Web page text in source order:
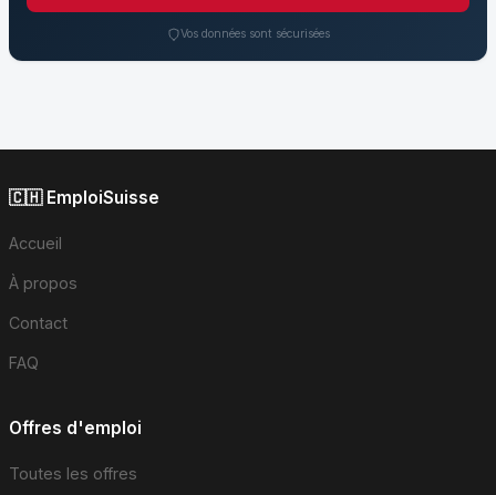
Vos données sont sécurisées
🇨🇭 EmploiSuisse
Accueil
À propos
Contact
FAQ
Offres d'emploi
Toutes les offres